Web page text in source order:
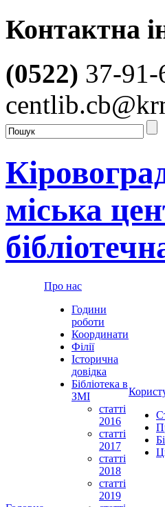
Контактна
(0522) 37-91-
міська
Про нас
Години
роботи
Координати
Філії
Історична
довідка
Бібліотека в
ЗМІ
статті
2016
статті
2017
статті
2018
статті
2019